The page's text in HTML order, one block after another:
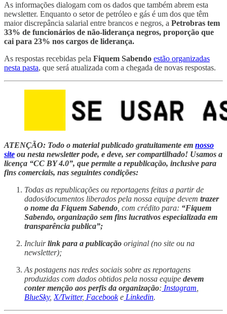
As informações dialogam com os dados que também abrem esta
newsletter. Enquanto o setor de petróleo e gás é um dos que têm
maior discrepância salarial entre brancos e negros, a Petrobras tem
33% de funcionários de não-liderança negros, proporção que
cai para 23% nos cargos de liderança.
As respostas recebidas pela Fiquem Sabendo estão organizadas
nesta pasta, que será atualizada com a chegada de novas respostas.
ATENÇÃO: Todo o material publicado gratuitamente em nosso
site ou nesta newsletter pode, e deve, ser compartilhado! Usamos a
licença “CC BY 4.0”, que permite a republicação, inclusive para
fins comerciais, nas seguintes condições:
Todas as republicações ou reportagens feitas a partir de
dados/documentos liberados pela nossa equipe devem trazer
o nome da Fiquem Sabendo , com crédito para: “Fiquem
Sabendo, organização sem fins lucrativos especializada em
transparência publica”;
Incluirlink para a publicação original (no site ou na
newsletter);
As postagens nas redes sociais sobre as reportagens
produzidas com dados obtidos pela nossa equipe devem
conter menção aos perfis da organização: Instagram
BlueSky, X/Twitter, Facebooke Linkedin.